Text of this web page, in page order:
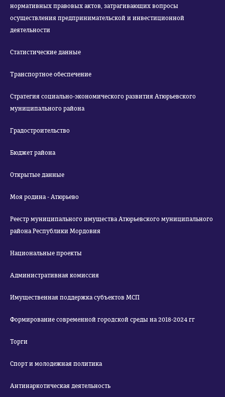
нормативных правовых актов, затрагивающих вопросы
осуществления предпринимательской и инвестиционной
деятельности
Статистические данные
Транспортное обеспечение
Стратегия социально-экономического развития Атюрьевского
муниципального района
Градостроительство
Бюджет района
Открытые данные
Моя родина - Атюрьево
Реестр муниципального имущества Атюрьевского муниципального
района Республики Мордовия
Национальные проекты
Административная комиссия
Имущественная поддержка субъектов МСП
Формирование современной городской среды на 2018-2024 гг
Торги
Спорт и молодежная политика
Антинаркотическая деятельность